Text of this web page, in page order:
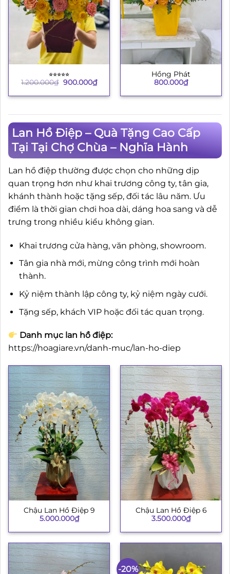
⭐︎⭐︎⭐︎⭐︎⭐︎
1.200.000₫ Giá
là:
900.000₫Giá
hiện
tại
Hồng Phát
800.000₫
Lan Hồ Điệp – Quà Tặng Cao Cấp
Tại Tại Chợ Chùa – Nghĩa Hành
Lan hồ điệp thường được chọn cho những dịp
quan trọng hơn như khai trương công ty, tân gia,
khánh thành hoặc tặng sếp, đối tác lâu năm. Ưu
điểm là thời gian chơi hoa dài, dáng hoa sang và dễ
trưng trong nhiều kiểu không gian.
Khai trương cửa hàng, văn phòng, showroom.
Tân gia nhà mới, mừng công trình mới hoàn
thành.
Kỷ niệm thành lập công ty, kỷ niệm ngày cưới.
Tặng sếp, khách VIP hoặc đối tác quan trọng.
Danh mục lan hồ điệp:
https://hoagiare.vn/danh-muc/lan-ho-diep
Chậu Lan Hồ Điệp 9
5.000.000₫
Chậu Lan Hồ Điệp 6
3.500.000₫
-20%